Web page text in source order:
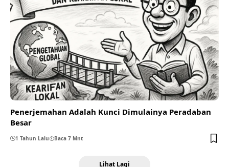
Penerjemahan Adalah Kunci Dimulainya Peradaban
Besar
1 Tahun Lalu Baca 7 Mnt
Lihat Lagi